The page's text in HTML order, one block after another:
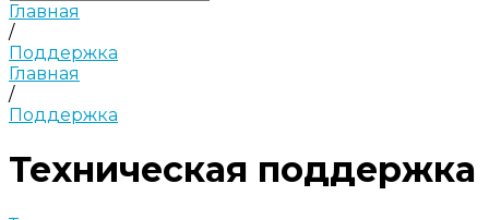
Главная
/
Поддержка
Главная
/
Поддержка
Техническая поддержка